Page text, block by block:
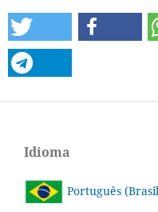
Idioma
Português